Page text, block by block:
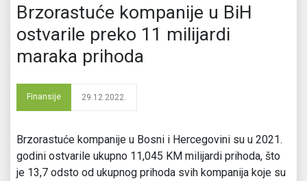
Brzorastuće kompanije u BiH
ostvarile preko 11 milijardi
maraka prihoda
Finansije 29.12.2022.
Brzorastuće kompanije u Bosni i Hercegovini su u 2021.
godini ostvarile ukupno 11,045 KM milijardi prihoda, što
je 13,7 odsto od ukupnog prihoda svih kompanija koje su